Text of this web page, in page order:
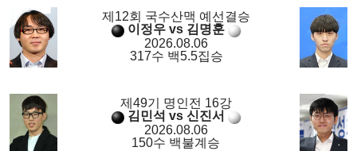
제12회 국수산맥 예선결승
이정우 vs 김명훈
2026.08.06
317수 백5.5집승
제49기 명인전 16강
김민석 vs 신진서
2026.08.06
150수 백불계승